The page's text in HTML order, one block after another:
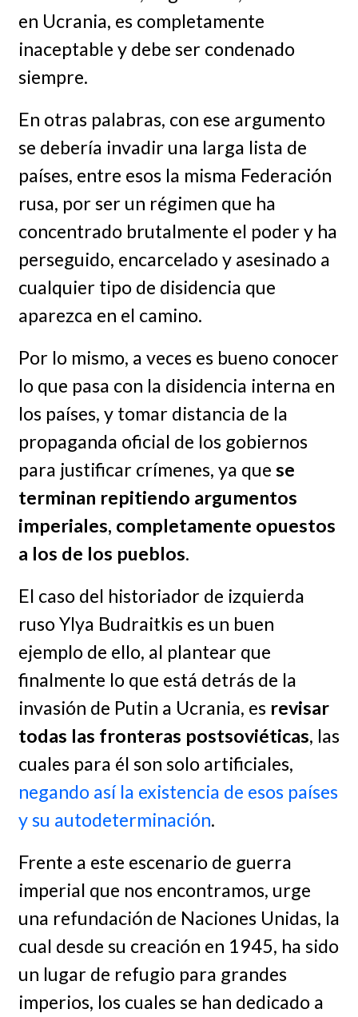
en Ucrania, es completamente
inaceptable y debe ser condenado
siempre.
En otras palabras, con ese argumento
se debería invadir una larga lista de
países, entre esos la misma Federación
rusa, por ser un régimen que ha
concentrado brutalmente el poder y ha
perseguido, encarcelado y asesinado a
cualquier tipo de disidencia que
aparezca en el camino.
Por lo mismo, a veces es bueno conocer
lo que pasa con la disidencia interna en
los países, y tomar distancia de la
propaganda oficial de los gobiernos
para justificar crímenes, ya que se
terminan repitiendo argumentos
imperiales, completamente opuestos
a los de los pueblos.
El caso del historiador de izquierda
ruso Ylya Budraitkis es un buen
ejemplo de ello, al plantear que
finalmente lo que está detrás de la
invasión de Putin a Ucrania, esrevisar
todas las fronteras postsoviéticas, las
cuales para él son solo artificiales,
negando así la existencia de esos países
y su autodeterminación.
Frente a este escenario de guerra
imperial que nos encontramos, urge
una refundación de Naciones Unidas, la
cual desde su creación en 1945, ha sido
un lugar de refugio para grandes
imperios, los cuales se han dedicado a